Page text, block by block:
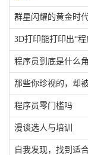
群星闪耀的黄金时
3D打印能打印出“程
程序员到底是什么
那些你珍视的，却
程序员零门槛吗
漫谈选人与培训
自我发现，找到适